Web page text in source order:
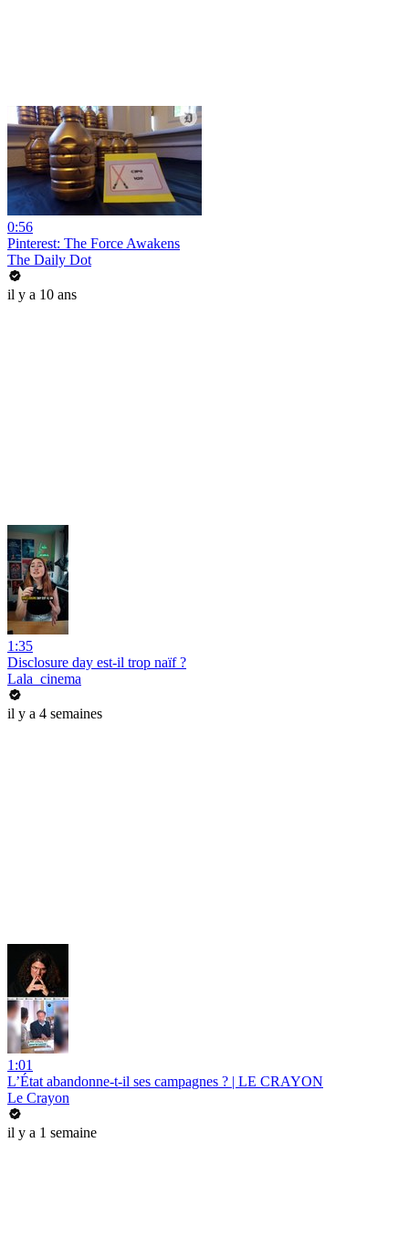
0:56
Pinterest: The Force Awakens
The Daily Dot
il y a 10 ans
1:35
Disclosure day est-il trop naïf ?
Lala_cinema
il y a 4 semaines
1:01
L’État abandonne-t-il ses campagnes ? | LE CRAYON
Le Crayon
il y a 1 semaine